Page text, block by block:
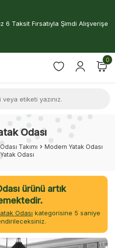
6 Taksit Fırsatıyla Şimdi Alışverişe
0
Odası
Takımı
Modern Yatak Odası
Odası
ürünü artık
Odası kategorisine 5 saniye